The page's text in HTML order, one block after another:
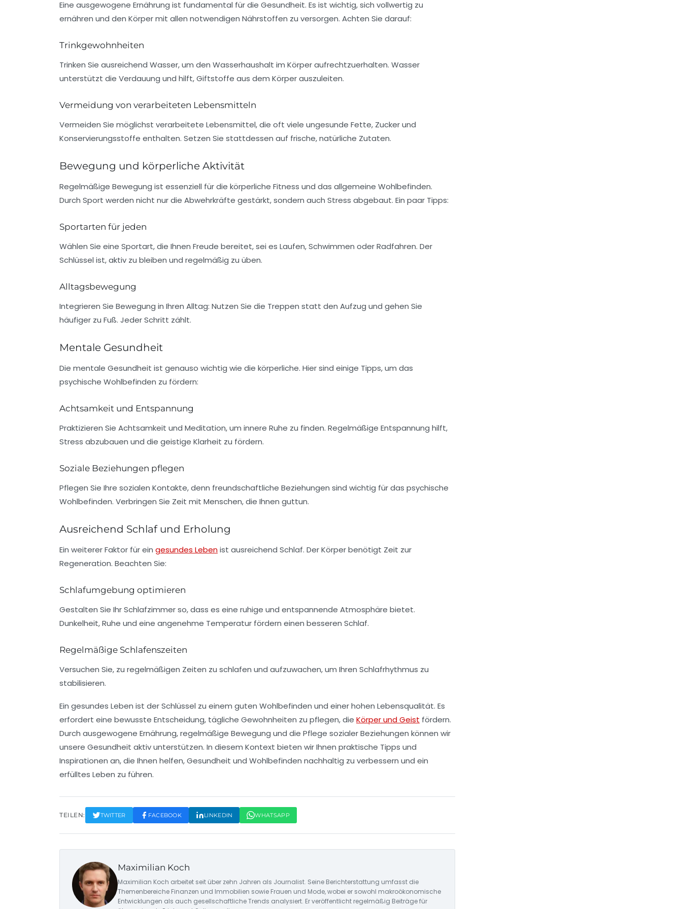
Eine ausgewogene Ernährung ist fundamental für die Gesundheit. Es ist wichtig, sich vollwertig zu
ernähren und den Körper mit allen notwendigen Nährstoffen zu versorgen. Achten Sie darauf:
Trinkgewohnheiten
Trinken Sie ausreichend Wasser, um den Wasserhaushalt im Körper aufrechtzuerhalten. Wasser
unterstützt die Verdauung und hilft, Giftstoffe aus dem Körper auszuleiten.
Vermeidung von verarbeiteten Lebensmitteln
Vermeiden Sie möglichst verarbeitete Lebensmittel, die oft viele ungesunde Fette, Zucker und
Konservierungsstoffe enthalten. Setzen Sie stattdessen auf frische, natürliche Zutaten.
Bewegung und körperliche Aktivität
Regelmäßige Bewegung ist essenziell für die körperliche Fitness und das allgemeine Wohlbefinden.
Durch Sport werden nicht nur die Abwehrkräfte gestärkt, sondern auch Stress abgebaut. Ein paar Tipps:
Sportarten für jeden
Wählen Sie eine Sportart, die Ihnen Freude bereitet, sei es Laufen, Schwimmen oder Radfahren. Der
Schlüssel ist, aktiv zu bleiben und regelmäßig zu üben.
Alltagsbewegung
Integrieren Sie Bewegung in Ihren Alltag: Nutzen Sie die Treppen statt den Aufzug und gehen Sie
häufiger zu Fuß. Jeder Schritt zählt.
Mentale Gesundheit
Die mentale Gesundheit ist genauso wichtig wie die körperliche. Hier sind einige Tipps, um das
psychische Wohlbefinden zu fördern:
Achtsamkeit und Entspannung
Praktizieren Sie Achtsamkeit und Meditation, um innere Ruhe zu finden. Regelmäßige Entspannung hilft,
Stress abzubauen und die geistige Klarheit zu fördern.
Soziale Beziehungen pflegen
Pflegen Sie Ihre sozialen Kontakte, denn freundschaftliche Beziehungen sind wichtig für das psychische
Wohlbefinden. Verbringen Sie Zeit mit Menschen, die Ihnen guttun.
Ausreichend Schlaf und Erholung
Ein weiterer Faktor für ein gesundes Lebenist ausreichend Schlaf. Der Körper benötigt Zeit zur
Regeneration. Beachten Sie:
Schlafumgebung optimieren
Gestalten Sie Ihr Schlafzimmer so, dass es eine ruhige und entspannende Atmosphäre bietet.
Dunkelheit, Ruhe und eine angenehme Temperatur fördern einen besseren Schlaf.
Regelmäßige Schlafenszeiten
Versuchen Sie, zu regelmäßigen Zeiten zu schlafen und aufzuwachen, um Ihren Schlafrhythmus zu
stabilisieren.
Ein gesundes Leben ist der Schlüssel zu einem guten Wohlbefinden und einer hohen Lebensqualität. Es
erfordert eine bewusste Entscheidung, tägliche Gewohnheiten zu pflegen, die Körper und Geist fördern.
Durch ausgewogene Ernährung, regelmäßige Bewegung und die Pflege sozialer Beziehungen können wir
unsere Gesundheit aktiv unterstützen. In diesem Kontext bieten wir Ihnen praktische Tipps und
Inspirationen an, die Ihnen helfen,Gesundheit und Wohlbefinden nachhaltig zu verbessern und ein
erfülltes Leben zu führen.
TEILEN: TWITTER FACEBOOK LINKEDIN WHATSAPP
Maximilian Koch
Maximilian Koch arbeitet seit über zehn Jahren als Journalist. Seine Berichterstattung umfasst die
Themenbereiche Finanzen und Immobilien sowie Frauen und Mode, wobei er sowohl makroökonomische
Entwicklungen als auch gesellschaftliche Trends analysiert. Er veröffentlicht regelmäßig Beiträge für